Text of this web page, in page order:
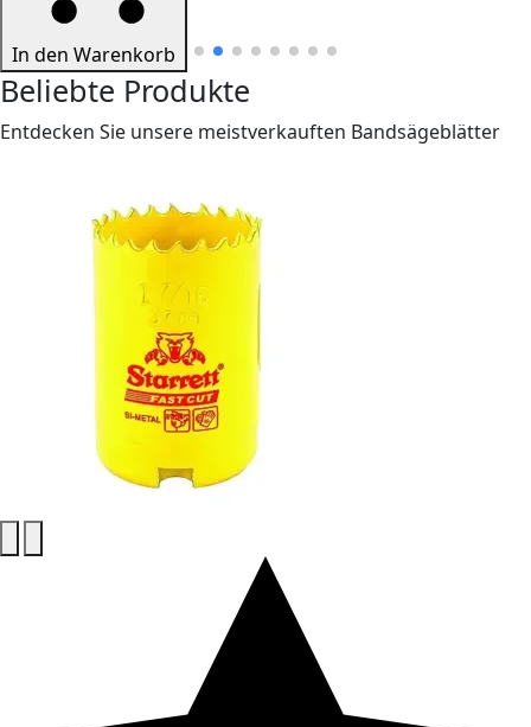
In den Warenkorb
Beliebte Produkte
Entdecken Sie unsere meistverkauften Bandsägeblätter